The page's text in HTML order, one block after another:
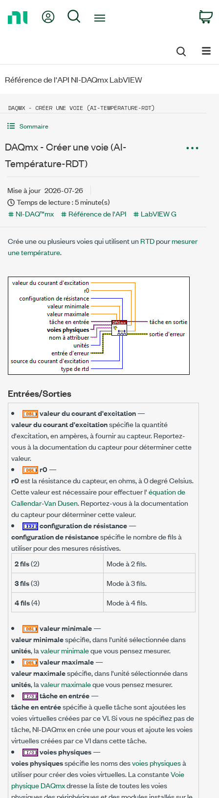
My Account
Search
Référence de l'API NI-DAQmx LabVIEW
DAQMX - CRÉER UNE VOIE (AI-TEMPÉRATURE-RDT)
Sommaire
DAQmx - Créer une voie (AI-
Température-RDT)
Mise à jour 2026-07-26
Temps de lecture : 5 minute(s)
NI-DAQ™mx
Référence de l'API LabVIEW G
Crée une ou plusieurs voies qui utilisent unRTDpourmesurer
une température.
Entrées/Sorties
valeur du courant d'excitation—
valeur du courant d'excitationspécifie la quantité
d'excitation, en ampères, à fournir au capteur. Reportez-
vous à la documentation du capteur pour déterminer cette
valeur.
r0—
r0est la résistance du capteur, en ohms, à 0 degré Celsius.
Cette valeur est nécessaire pour effectuer l'équation de
Callendar-Van Dusen. Reportez-vous à la documentation
du capteur pour déterminer cette valeur.
configuration de résistance—
configuration de résistancespécifie le nombre de fils à
utiliser pour des mesures résistives.
2 fils(2)
Mode à 2 fils.
3 fils(3)
Mode à 3 fils.
4 fils(4) Mode à 4 fils.
valeur minimale—
valeur minimalespécifie, dans l'unité sélectionnée dans
unités, lavaleur minimaleque vous pensez mesurer.
valeur maximale—
valeur maximalespécifie, dans l'unité sélectionnée dans
unités, lavaleur maximaleque vous pensez mesurer.
tâche en entrée—
tâche en entréespécifie à quelle tâche sont ajoutées les
voies virtuelles créées par ce VI. Si vous ne spécifiez pas de
tâche, NI-DAQmx en crée une pour vous et ajoute les voies
virtuelles créées par ce VI dans cette tâche.
voies physiques—
voies physiquesspécifie les noms desvoies physiquesà
utiliser pour créer des voies virtuelles. La constanteVoie
physique DAQmxdresse la liste de toutes les voies